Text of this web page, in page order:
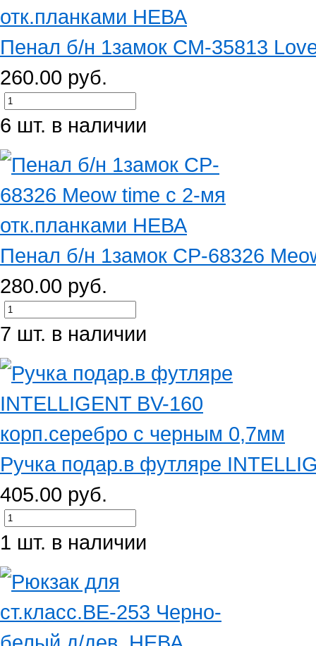
Пенал б/н 1замок CM-35813
260.00 руб.
6 шт. в наличии
Пенал б/н 1замок CP-68326
280.00 руб.
7 шт. в наличии
Ручка подар.в футляре
405.00 руб.
1 шт. в наличии